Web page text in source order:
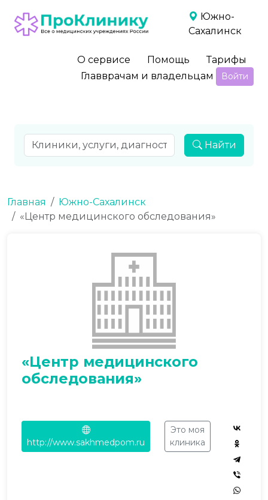
Южно-
Сахалинск
О сервисе Помощь
Тарифы
Главврачам и владельцам
Войти
Найти
Главная
Южно-Сахалинск
«Центр медицинского обследования»
«Центр медицинского
обследования»
http://www.sakhmedpom.ru
Это моя
клиника